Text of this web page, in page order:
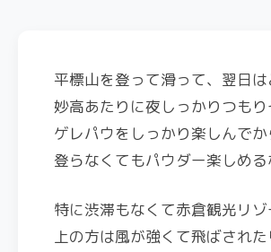
平標山を登って滑って、翌日
妙高あたりに夜しっかりつも
ゲレパウをしっかり楽しんで
登らなくてもパウダー楽しめる
特に渋滞もなくて赤倉観光リ
上の方は風が強くて飛ばされ